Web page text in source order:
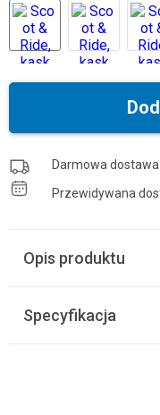
Darmowa dostawa
Przewidywana
Opis produktu
Specyfikacja